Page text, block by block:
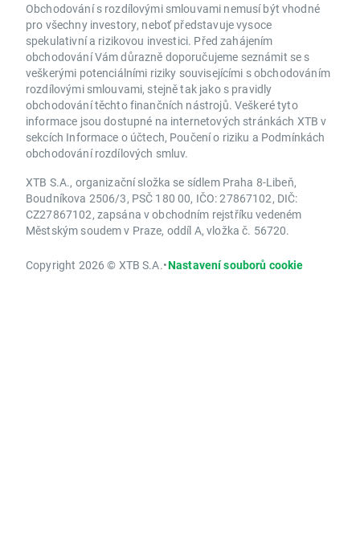
Obchodování s rozdílovými smlouvami nemusí být vhodné
pro všechny investory, neboť představuje vysoce
spekulativní a rizikovou investici. Před zahájením
obchodování Vám důrazně doporučujeme seznámit se s
veškerými potenciálními riziky souvisejícími s obchodováním
rozdílovými smlouvami, stejně tak jako s pravidly
obchodování těchto finančních nástrojů. Veškeré tyto
informace jsou dostupné na internetových stránkách XTB v
sekcích Informace o účtech, Poučení o riziku a Podmínkách
obchodování rozdílových smluv.
XTB S.A., organizační složka se sídlem Praha 8-Libeň,
Boudníkova 2506/3, PSČ 180 00, IČO: 27867102, DIČ:
CZ27867102, zapsána v obchodním rejstříku vedeném
Městským soudem v Praze, oddíl A, vložka č. 56720.
Copyright 2026 © XTB S.A.•Nastavení souborů cookie